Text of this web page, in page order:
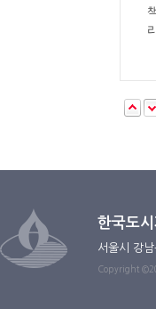
한국도시
서울시 강
Copyright